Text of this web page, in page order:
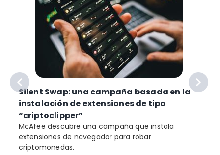
Silent Swap: una campaña basada en la
instalación de extensiones de tipo
“criptoclipper”
McAfee descubre una campaña que instala
extensiones de navegador para robar
criptomonedas.